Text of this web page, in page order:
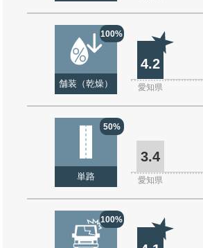
100%
舗装（乾燥）
4.2
愛知県
50%
単路
3.4
愛知県
100%